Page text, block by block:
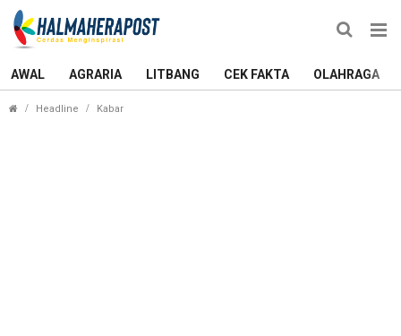
AWAL AGRARIA LITBANG CEK FAKTA OLAHRAGA
Headline Kabar